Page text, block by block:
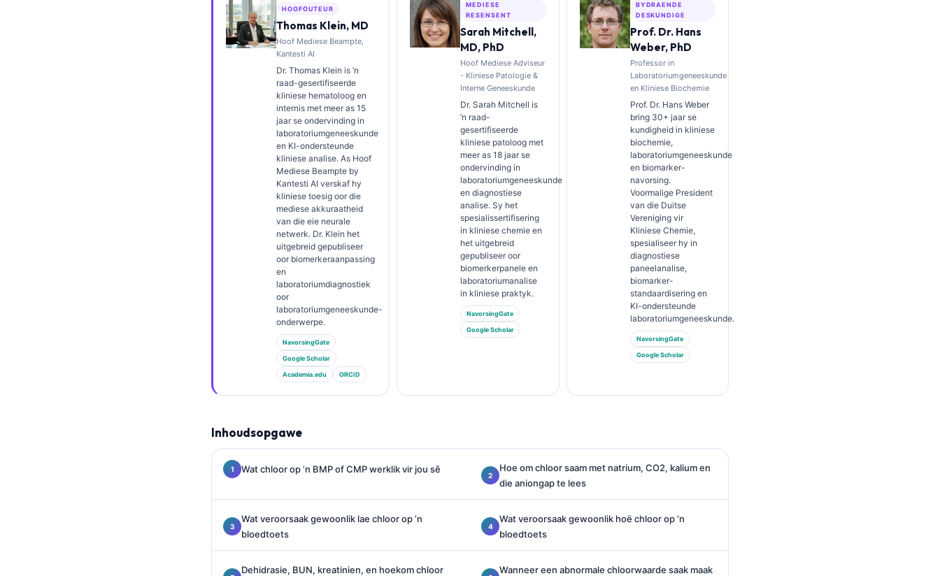
HOOFOUTEUR
Thomas Klein, MD
Hoof Mediese Beampte,
Kantesti AI
Dr. Thomas Klein is ’n
raad-gesertifiseerde
kliniese hematoloog en
internis met meer as 15
jaar se ondervinding in
laboratoriumgeneeskunde
en KI-ondersteunde
kliniese analise. As Hoof
Mediese Beampte by
Kantesti AI verskaf hy
kliniese toesig oor die
mediese akkuraatheid
van die eie neurale
netwerk. Dr. Klein het
uitgebreid gepubliseer
oor biomerkeraanpassing
en
laboratoriumdiagnostiek
oor
laboratoriumgeneeskunde-
onderwerpe.
NavorsingGate
Google Scholar
Academia.edu ORCID
MEDIESE
RESENSENT
Sarah Mitchell,
MD, PhD
Hoof Mediese Adviseur
- Kliniese Patologie &
Interne Geneeskunde
Dr. Sarah Mitchell is
’n raad-
gesertifiseerde
kliniese patoloog met
meer as 18 jaar se
ondervinding in
laboratoriumgeneeskunde
en diagnostiese
analise. Sy het
spesialissertifisering
in kliniese chemie en
het uitgebreid
gepubliseer oor
biomerkerpanele en
laboratoriumanalise
in kliniese praktyk.
NavorsingGate
Google Scholar
BYDRAENDE
DESKUNDIGE
Prof. Dr. Hans
Weber, PhD
Professor in
Laboratoriumgeneeskunde
en Kliniese Biochemie
Prof. Dr. Hans Weber
bring 30+ jaar se
kundigheid in kliniese
biochemie,
laboratoriumgeneeskunde
en biomarker-
navorsing.
Voormalige President
van die Duitse
Vereniging vir
Kliniese Chemie,
spesialiseer hy in
diagnostiese
paneelanalise,
biomarker-
standaardisering en
KI-ondersteunde
laboratoriumgeneeskunde.
NavorsingGate
Google Scholar
Inhoudsopgawe
Wat chloor op ’n BMP of CMP werklik vir jou sê
Hoe om chloor saam met natrium, CO2, kalium en
die aniongap te lees
Wat veroorsaak gewoonlik lae chloor op ’n
bloedtoets
Wat veroorsaak gewoonlik hoë chloor op ’n
bloedtoets
Dehidrasie, BUN, kreatinien, en hoekom chloor
Wanneer een abnormale chloorwaarde saak maak